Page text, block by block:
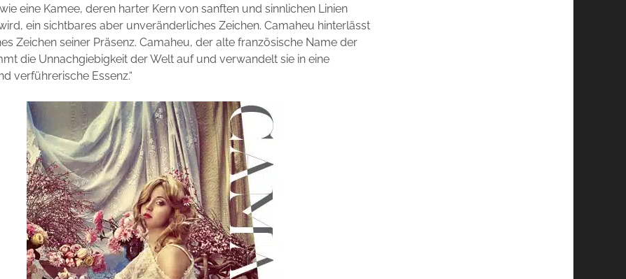
eine Kamee, deren harter Kern von sanften und sinnlichen Linien
ein sichtbares aber unveränderliches Zeichen. Camaheu hinterlässt
Zeichen seiner Präsenz. Camaheu, der alte französische Name der
die Unnachgiebigkeit der Welt auf und verwandelt sie in eine
verführerische Essenz.“